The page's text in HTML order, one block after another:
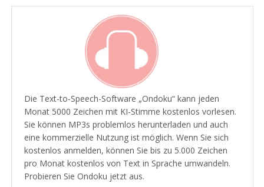
Die Text-to-Speech-Software „Ondoku“ kann jeden
Monat 5000 Zeichen mit KI-Stimme kostenlos vorlesen.
Sie können MP3s problemlos herunterladen und auch
eine kommerzielle Nutzung ist möglich. Wenn Sie sich
kostenlos anmelden, können Sie bis zu 5.000 Zeichen
pro Monat kostenlos von Text in Sprache umwandeln.
Probieren Sie Ondoku jetzt aus.